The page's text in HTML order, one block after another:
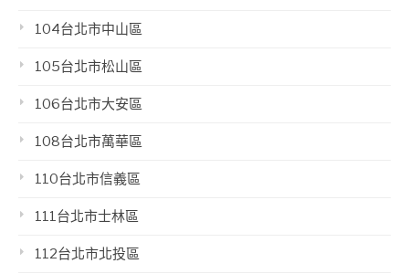
104台北市中山區
105台北市松山區
106台北市大安區
108台北市萬華區
110台北市信義區
111台北市士林區
112台北市北投區